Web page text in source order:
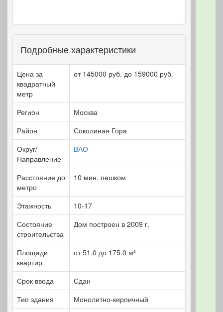
Подробные характеристики
Цена за
квадратный
метр
от 145000 руб. до 159000 руб.
Регион
Москва
Район
Соколиная Гора
Округ/
Направление
ВАО
Расстояние до
метро
10 мин. пешком
Этажность
10-17
Состояние
строительства
Дом построен в 2009 г.
Площади
квартир
от 51.0 до 175.0 м²
Срок ввода
Сдан
Тип здания
Монолитно-кирпичный